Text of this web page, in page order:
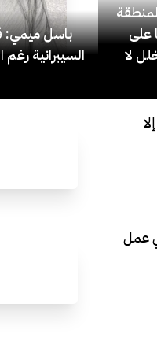
على
لا
باسل ميمي:
السيبرانية رغم
عمل